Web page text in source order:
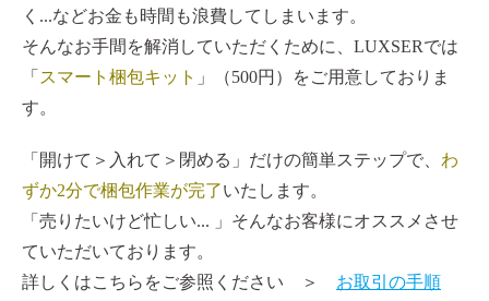
く...などお金も時間も浪費してしまいます。
そんなお手間を解消していただくために、LUXSERでは
「 スマート梱包キット 」（500円）をご用意しておりま
す。
「開けて＞入れて＞閉める」だけの簡単ステップで、 わ
ずか2分で梱包作業が完了いたします。
「売りたいけど忙しい... 」そんなお客様にオススメさせ
ていただいております。
詳しくはこちらをご参照ください ＞ お取引の手順